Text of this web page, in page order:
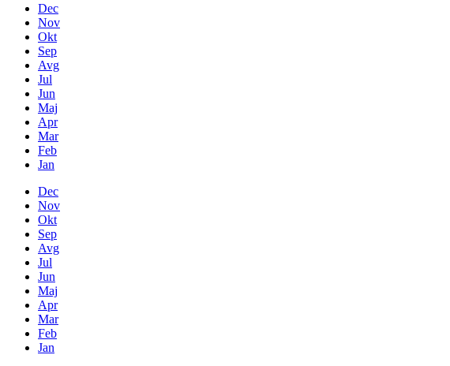
Dec
Nov
Okt
Sep
Avg
Jul
Jun
Maj
Apr
Mar
Feb
Jan
Dec
Nov
Okt
Sep
Avg
Jul
Jun
Maj
Apr
Mar
Feb
Jan